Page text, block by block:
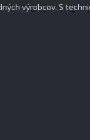
výrobcov. S